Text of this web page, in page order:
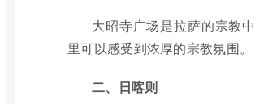
大昭寺广场是拉萨的宗教
里可以感受到浓厚的宗教氛围。
二、日喀则